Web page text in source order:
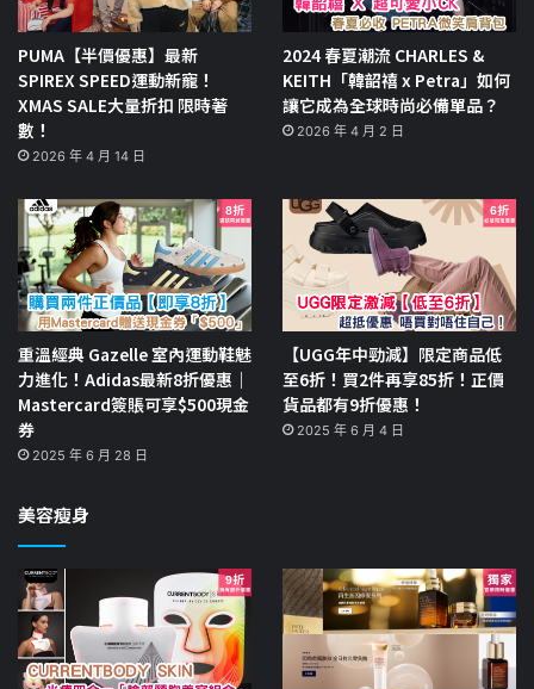
PUMA【半價優惠】最新
SPIREX SPEED運動新寵！
XMAS SALE大量折扣 限時著
數！
2026 年 4 月 14 日
2024 春夏潮流 CHARLES &
KEITH「韓韶禧 x Petra」如何
讓它成為全球時尚必備單品？
2026 年 4 月 2 日
重溫經典 Gazelle 室內運動鞋魅
力進化！Adidas最新8折優惠｜
Mastercard簽賬可享$500現金
券
2025 年 6 月 28 日
【UGG年中勁減】限定商品低
至6折！買2件再享85折！正價
貨品都有9折優惠！
2025 年 6 月 4 日
美容瘦身